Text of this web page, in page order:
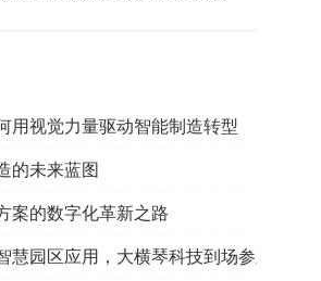
用视觉力量驱动智能制造转型
的未来蓝图
案的数字化革新之路
慧园区应用，大横琴科技到场参观学习